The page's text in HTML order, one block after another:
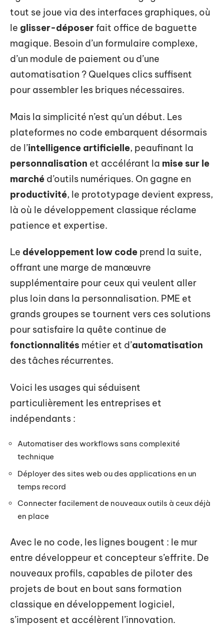
tout se joue via des interfaces graphiques, où
le glisser-déposerfait office de baguette
magique. Besoin d’un formulaire complexe,
d’un module de paiement ou d’une
automatisation ? Quelques clics suffisent
pour assembler les briques nécessaires.
Mais la simplicité n’est qu’un début. Les
plateformes no code embarquent désormais
de l’intelligence artificielle, peaufinant la
personnalisation et accélérant la mise sur le
marché d’outils numériques. On gagne en
productivité, le prototypage devient express,
là où le développement classique réclame
patience et expertise.
Le développement low code prend la suite,
offrant une marge de manœuvre
supplémentaire pour ceux qui veulent aller
plus loin dans la personnalisation. PME et
grands groupes se tournent vers ces solutions
pour satisfaire la quête continue de
fonctionnalités métier et d’automatisation
des tâches récurrentes.
Voici les usages qui séduisent
particulièrement les entreprises et
indépendants :
Automatiser des workflows sans complexité
technique
Déployer des sites web ou des applications en un
temps record
Connecter facilement de nouveaux outils à ceux déjà
en place
Avec le no code, les lignes bougent : le mur
entre développeur et concepteur s’effrite. De
nouveaux profils, capables de piloter des
projets de bout en bout sans formation
classique en développement logiciel,
s’imposent et accélèrent l’innovation.